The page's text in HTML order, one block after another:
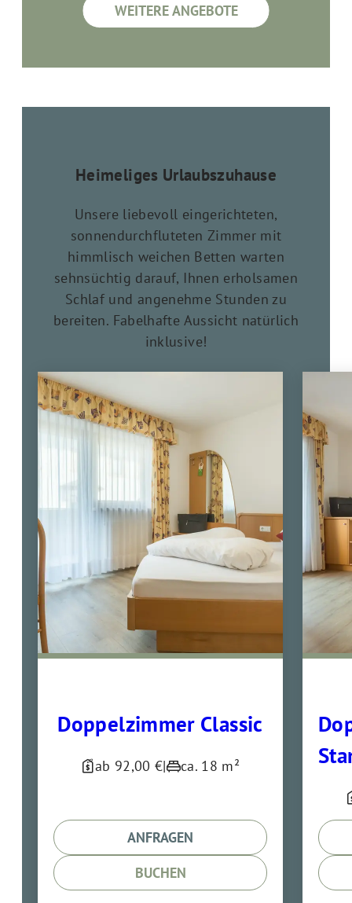
WEITERE ANGEBOTE
Heimeliges Urlaubszuhause
Unsere liebevoll eingerichteten,
sonnendurchfluteten Zimmer mit
himmlisch weichen Betten warten
sehnsüchtig darauf, Ihnen erholsamen
Schlaf und angenehme Stunden zu
bereiten. Fabelhafte Aussicht natürlich
inklusive!
Doppelzimmer Classic
ab 92,00 €| ca. 18 m²
ANFRAGEN
BUCHEN